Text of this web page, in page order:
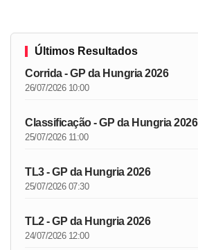
Últimos Resultados
Corrida - GP da Hungria 2026
26/07/2026 10:00
Classificação - GP da Hungria 2026
25/07/2026 11:00
TL3 - GP da Hungria 2026
25/07/2026 07:30
TL2 - GP da Hungria 2026
24/07/2026 12:00